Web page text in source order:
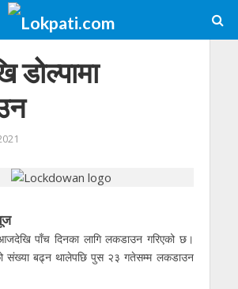
पाँच दिनका लागि लकडाउन गरिएको छ।
संख्या बढ्न थालेपछि पुस २३ गतेसम्म लकडाउन